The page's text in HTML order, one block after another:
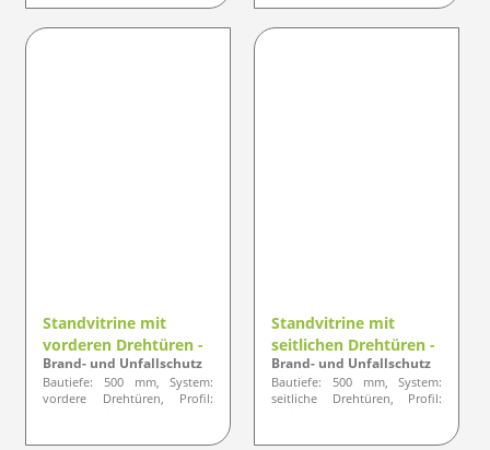
Standvitrine mit
vorderen Drehtüren -
Designlinie ELEGANZ
Brand- und Unfallschutz
Bautiefe: 500 mm, System:
vordere Drehtüren, Profil:
Standvitrine mit
seitlichen Drehtüren -
Designlinie ELEGANZ
Brand- und Unfallschutz
Bautiefe: 500 mm, System:
seitliche Drehtüren, Profil: